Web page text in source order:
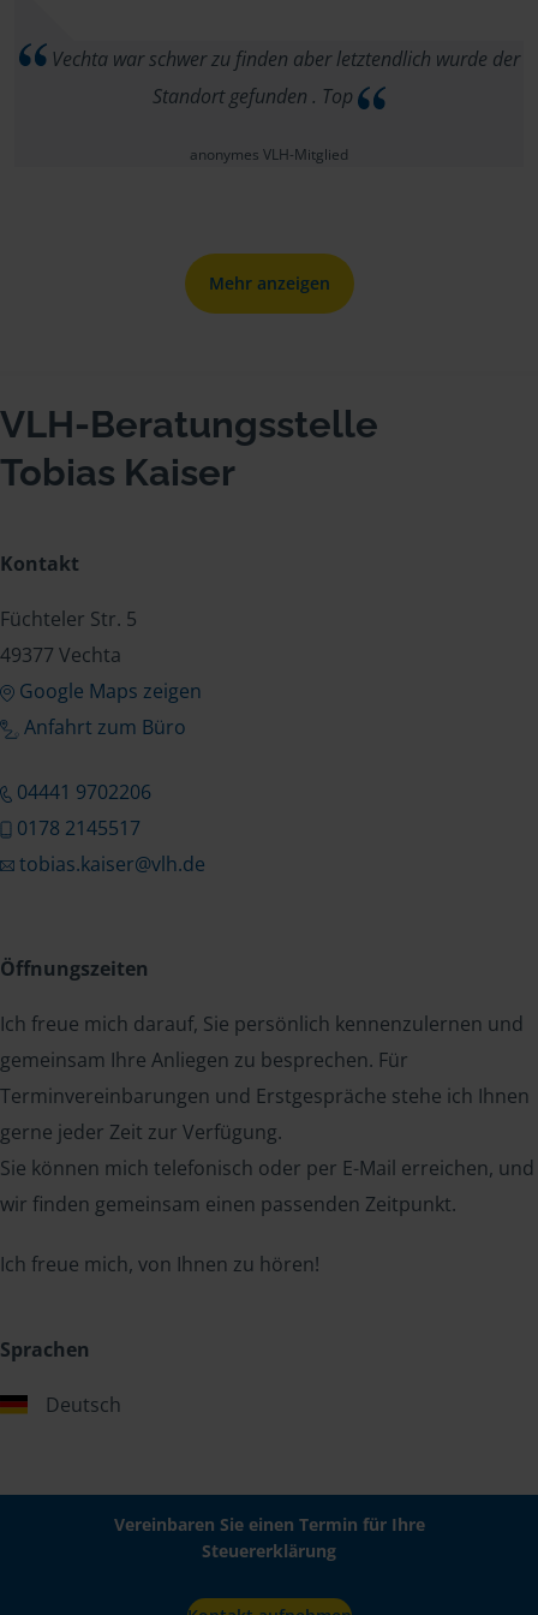
Vechta war schwer zu finden aber letztendlich wurde der
Standort gefunden . Top
anonymes VLH-Mitglied
Mehr anzeigen
VLH-Beratungsstelle
Tobias Kaiser
Kontakt
Füchteler Str. 5
49377 Vechta
Google Maps zeigen
Anfahrt zum Büro
04441 9702206
0178 2145517
tobias.kaiser@vlh.de
Öffnungszeiten
Ich freue mich darauf, Sie persönlich kennenzulernen und
gemeinsam Ihre Anliegen zu besprechen. Für
Terminvereinbarungen und Erstgespräche stehe ich Ihnen
gerne jeder Zeit zur Verfügung.
Sie können mich telefonisch oder per E-Mail erreichen, und
wir finden gemeinsam einen passenden Zeitpunkt.
Ich freue mich, von Ihnen zu hören!
Sprachen
Deutsch
Vereinbaren Sie einen Termin für Ihre
Steuererklärung